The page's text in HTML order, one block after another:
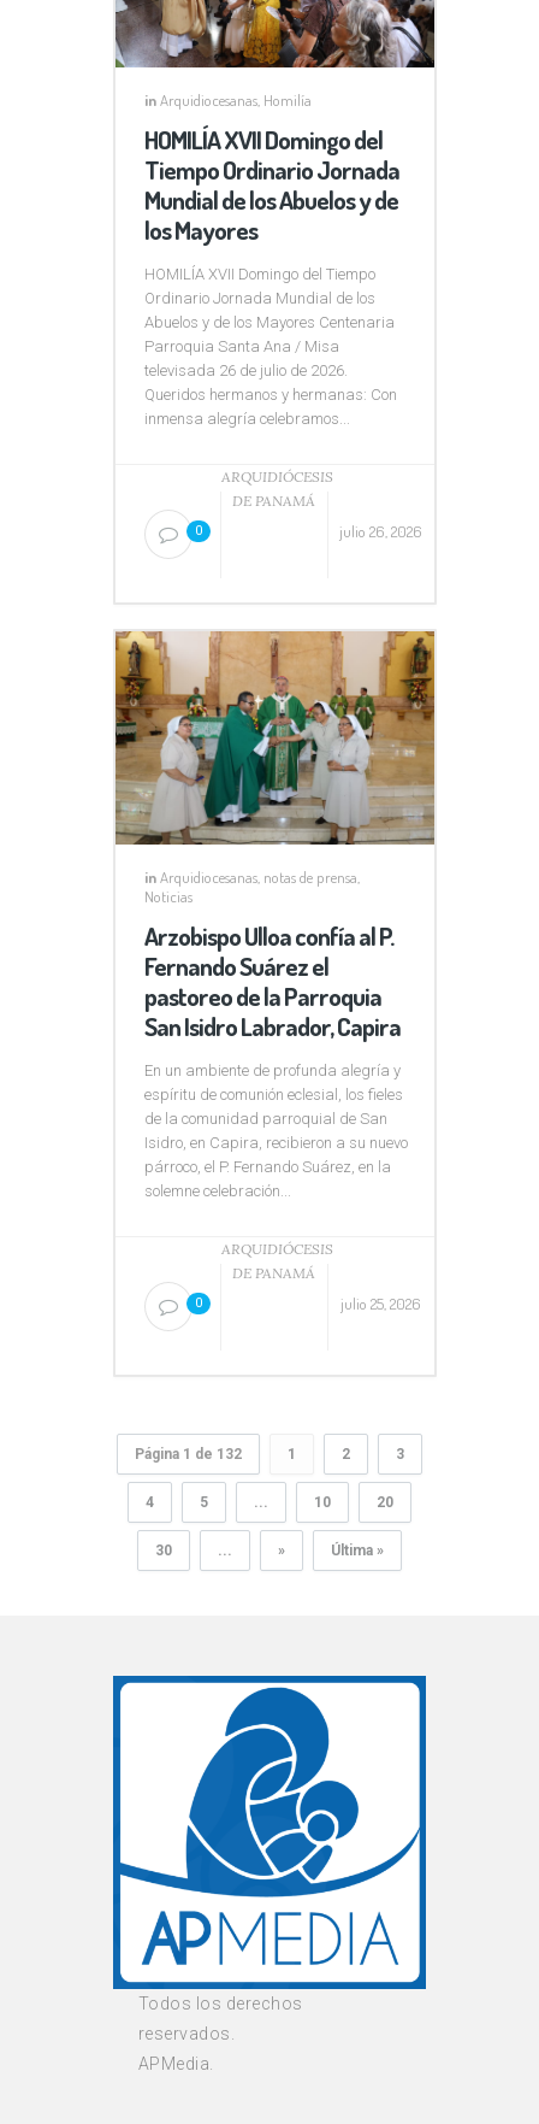
inArquidiocesanas, Homilía
HOMILÍA XVII Domingo del
Tiempo Ordinario Jornada
Mundial de los Abuelos y de
los Mayores
HOMILÍA XVII Domingo del Tiempo
Ordinario Jornada Mundial de los
Abuelos y de los Mayores Centenaria
Parroquia Santa Ana / Misa
televisada 26 de julio de 2026.
Queridos hermanos y hermanas: Con
inmensa alegría celebramos...
0
ARQUIDIÓCESIS
DE PANAMÁ
julio 26, 2026
inArquidiocesanas notas de prensa
Noticias
Arzobispo Ulloa confía al P.
Fernando Suárez el
pastoreo de la Parroquia
San Isidro Labrador, Capira
En un ambiente de profunda alegría y
espíritu de comunión eclesial, los fieles
de la comunidad parroquial de San
Isidro, en Capira, recibieron a su nuevo
párroco, el P. Fernando Suárez, en la
solemne celebración...
0
ARQUIDIÓCESIS
DE PANAMÁ
julio 25, 2026
Página 1 de 132 1 2 3
4 5 ... 10 20
30 ... » Última »
Todos los derechos
reservados.
APMedia.